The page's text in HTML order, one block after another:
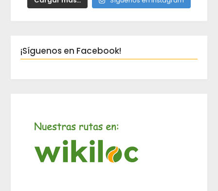
¡Síguenos en Facebook!